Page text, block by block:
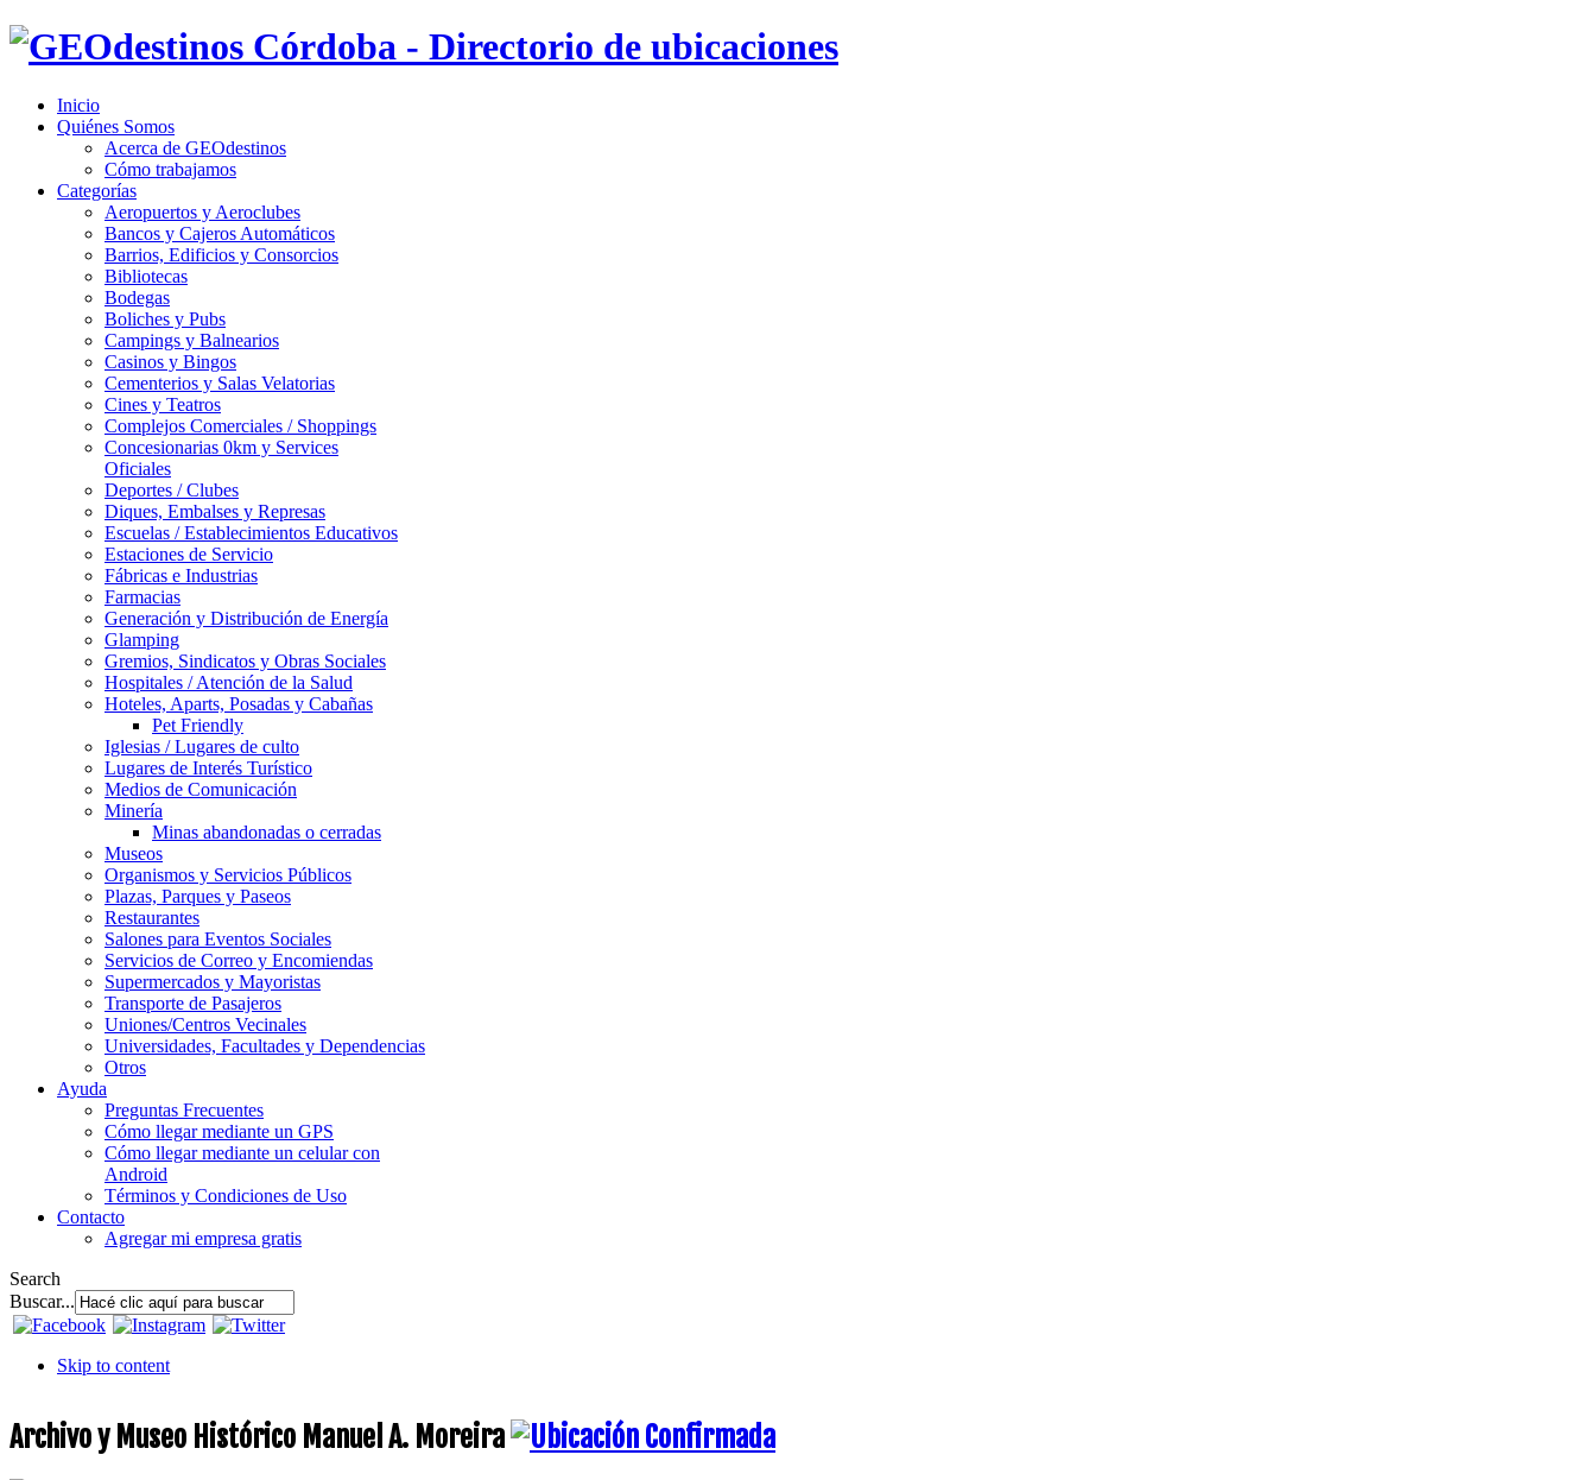
Inicio
Quiénes Somos
Acerca de GEOdestinos
Cómo trabajamos
Categorías
Aeropuertos y Aeroclubes
Bancos y Cajeros Automáticos
Barrios, Edificios y Consorcios
Bibliotecas
Bodegas
Boliches y Pubs
Campings y Balnearios
Casinos y Bingos
Cementerios y Salas Velatorias
Cines y Teatros
Complejos Comerciales / Shoppings
Concesionarias 0km y Services
Oficiales
Deportes / Clubes
Diques, Embalses y Represas
Escuelas / Establecimientos Educativos
Estaciones de Servicio
Fábricas e Industrias
Farmacias
Generación y Distribución de Energía
Glamping
Gremios, Sindicatos y Obras Sociales
Hospitales / Atención de la Salud
Hoteles, Aparts, Posadas y Cabañas
Pet Friendly
Iglesias / Lugares de culto
Lugares de Interés Turístico
Medios de Comunicación
Minería
Minas abandonadas o cerradas
Museos
Organismos y Servicios Públicos
Plazas, Parques y Paseos
Restaurantes
Salones para Eventos Sociales
Servicios de Correo y Encomiendas
Supermercados y Mayoristas
Transporte de Pasajeros
Uniones/Centros Vecinales
Universidades, Facultades y Dependencias
Otros
Ayuda
Preguntas Frecuentes
Cómo llegar mediante un GPS
Cómo llegar mediante un celular con
Android
Términos y Condiciones de Uso
Contacto
Agregar mi empresa gratis
Search
Buscar...
Skip to content
Archivo y Museo Histórico Manuel A. Moreira